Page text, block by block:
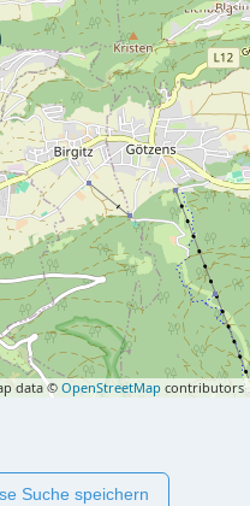
data ©OpenStreetMap contributors
Suche speichern